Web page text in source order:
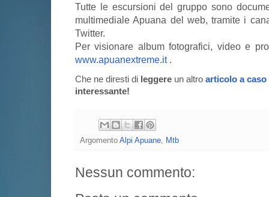
Tutte le escursioni del gruppo sono
multimediale Apuana del web, tramite i
Twitter.
Per visionare album fotografici, video e
www.apuanextreme.it .
Che ne diresti di leggere un altro articolo a caso
interessante!
Argomento Alpi Apuane Mtb
Nessun commento: